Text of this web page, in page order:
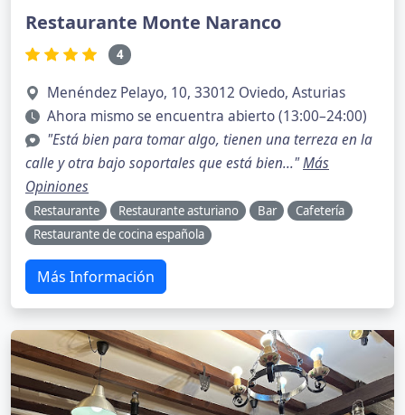
Restaurante Monte Naranco
4
Menéndez Pelayo, 10, 33012 Oviedo, Asturias
Ahora mismo se encuentra abierto (13:00–24:00)
"Está bien para tomar algo, tienen una terreza en la
calle y otra bajo soportales que está bien..."Más
Opiniones
Restaurante Restaurante asturiano Bar
Cafetería
Restaurante de cocina española
Más Información